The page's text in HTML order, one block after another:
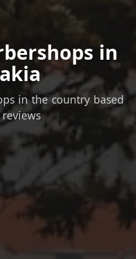
in
in the country based